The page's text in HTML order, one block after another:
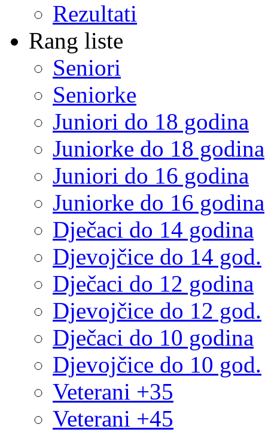
Rezultati
Rang liste
Seniori
Seniorke
Juniori do 18 godina
Juniorke do 18 godina
Juniori do 16 godina
Juniorke do 16 godina
Dječaci do 14 godina
Djevojčice do 14 god.
Dječaci do 12 godina
Djevojčice do 12 god.
Dječaci do 10 godina
Djevojčice do 10 god.
Veterani +35
Veterani +45